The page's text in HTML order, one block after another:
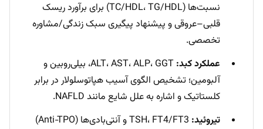
نسبت‌ها (TC/HDL، TG/HDL) برای برآورد ریسک
قلبی–عروقی و پیشنهاد پیگیری سبک زندگی/مشاوره
تخصصی.
عملکرد کبد:
ALT، AST، ALP، GGT، بیلی‌روبین و
آلبومین؛ تشخیص الگوی آسیب هپاتوسلولار در برابر
کلستاتیک و اشاره به علل شایع مانند NAFLD.
تیروئید:
TSH، FT4/FT3 و آنتی‌بادی‌ها (Anti‑TPO)